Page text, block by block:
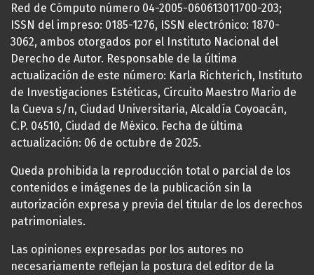
Red de Cómputo número 04-2005-060613011700-203;
ISSN del impreso: 0185-1276, ISSN electrónico: 1870-
3062, ambos otorgados por el Instituto Nacional del
Derecho de Autor. Responsable de la última
actualización de este número: Karla Richterich, Instituto
de Investigaciones Estéticas, Circuito Maestro Mario de
la Cueva s/n, Ciudad Universitaria, Alcaldía Coyoacán,
C.P. 04510, Ciudad de México. Fecha de última
actualización: 06 de octubre de 2025.
Queda prohibida la reproducción total o parcial de los
contenidos e imágenes de la publicación sin la
autorización expresa y previa del titular de los derechos
patrimoniales.
Las opiniones expresadas por los autores no
necesariamente reflejan la postura del editor de la